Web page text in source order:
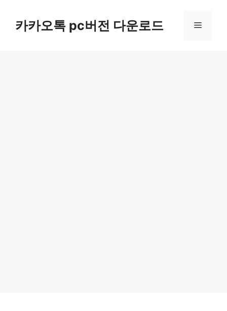
카카오톡 pc버전 다운로드 메